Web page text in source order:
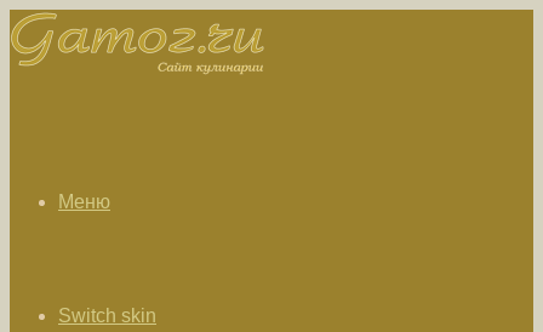
Меню
Switch skin